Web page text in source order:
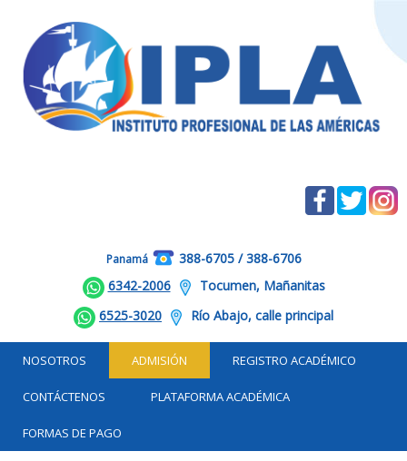
Panamá
388-6705 / 388-6706
6342-2006
Tocumen, Mañanitas
6525-3020
Río Abajo, calle principal
NOSOTROS ADMISIÓN REGISTRO ACADÉMICO
CONTÁCTENOS PLATAFORMA ACADÉMICA
FORMAS DE PAGO